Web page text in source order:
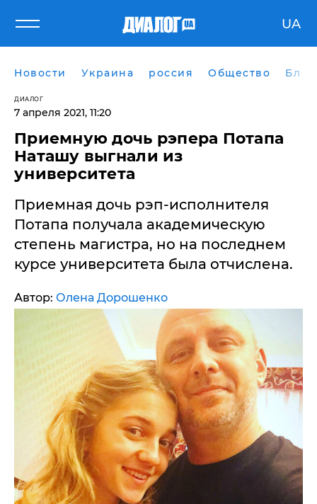
UA
Новости Украина россия Общество
ДИАЛОГ
7 апреля 2021, 11:20
Приемную дочь рэпера Потапа
Наташу выгнали из
университета
Приемная дочь рэп-исполнителя
Потапа получала академическую
степень магистра, но на последнем
курсе университета была отчислена.
Автор: Олена Дорошенко